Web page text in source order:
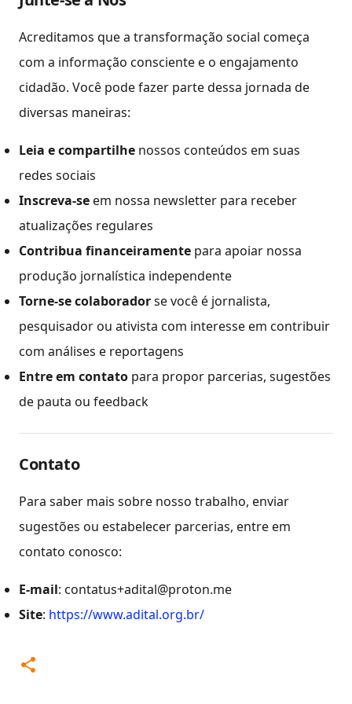
Acreditamos que a transformação social começa
com a informação consciente e o engajamento
cidadão. Você pode fazer parte dessa jornada de
diversas maneiras:
Leia e compartilhe nossos conteúdos em suas
redes sociais
Inscreva-se em nossa newsletter para receber
atualizações regulares
Contribua financeiramente para apoiar nossa
produção jornalística independente
Torne-se colaboradorse você é jornalista,
pesquisador ou ativista com interesse em contribuir
com análises e reportagens
Entre em contato para propor parcerias, sugestões
de pauta ou feedback
Contato
Para saber mais sobre nosso trabalho, enviar
sugestões ou estabelecer parcerias, entre em
contato conosco:
E-mail: contatus+adital@proton.me
Site: https://www.adital.org.br/